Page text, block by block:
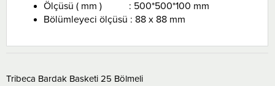
Ölçüsü ( mm ) : 500*500*100 mm
Bölümleyeci ölçüsü : 88 x 88 mm
Tribeca Bardak Basketi 25 Bölmeli